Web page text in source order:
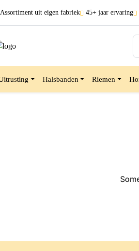
Assortiment uit eigen fabriek 45+ jaar ervaring
Halsbanden Riemen